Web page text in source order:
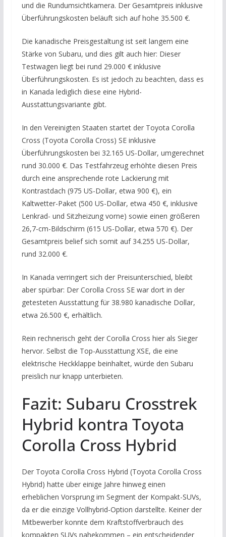
und die Rundumsichtkamera. Der Gesamtpreis inklusive
Überführungskosten beläuft sich auf hohe 35.500 €.
Die kanadische Preisgestaltung ist seit langem eine
Stärke von Subaru, und dies gilt auch hier: Dieser
Testwagen liegt bei rund 29.000 € inklusive
Überführungskosten. Es ist jedoch zu beachten, dass es
in Kanada lediglich diese eine Hybrid-
Ausstattungsvariante gibt.
In den Vereinigten Staaten startet der Toyota Corolla
Cross (Toyota Corolla Cross) SE inklusive
Überführungskosten bei 32.165 US-Dollar, umgerechnet
rund 30.000 €. Das Testfahrzeug erhöhte diesen Preis
durch eine ansprechende rote Lackierung mit
Kontrastdach (975 US-Dollar, etwa 900 €), ein
Kaltwetter-Paket (500 US-Dollar, etwa 450 €, inklusive
Lenkrad- und Sitzheizung vorne) sowie einen größeren
26,7-cm-Bildschirm (615 US-Dollar, etwa 570 €). Der
Gesamtpreis belief sich somit auf 34.255 US-Dollar,
rund 32.000 €.
In Kanada verringert sich der Preisunterschied, bleibt
aber spürbar: Der Corolla Cross SE war dort in der
getesteten Ausstattung für 38.980 kanadische Dollar,
etwa 26.500 €, erhältlich.
Rein rechnerisch geht der Corolla Cross hier als Sieger
hervor. Selbst die Top-Ausstattung XSE, die eine
elektrische Heckklappe beinhaltet, würde den Subaru
preislich nur knapp unterbieten.
Fazit: Subaru Crosstrek
Hybrid kontra Toyota
Corolla Cross Hybrid
Der Toyota Corolla Cross Hybrid (Toyota Corolla Cross
Hybrid) hatte über einige Jahre hinweg einen
erheblichen Vorsprung im Segment der Kompakt-SUVs,
da er die einzige Vollhybrid-Option darstellte. Keiner der
Mitbewerber konnte dem Kraftstoffverbrauch des
kompakten SUVs nahekommen – ein entscheidender